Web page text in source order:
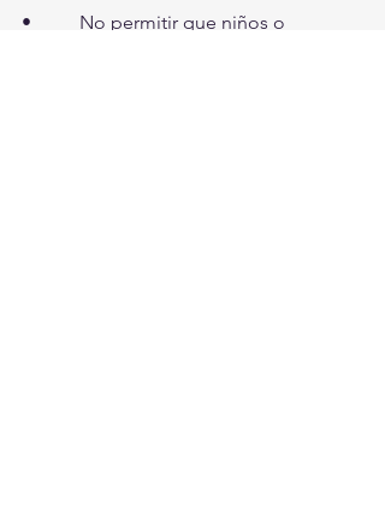
•          No permitir que niños o